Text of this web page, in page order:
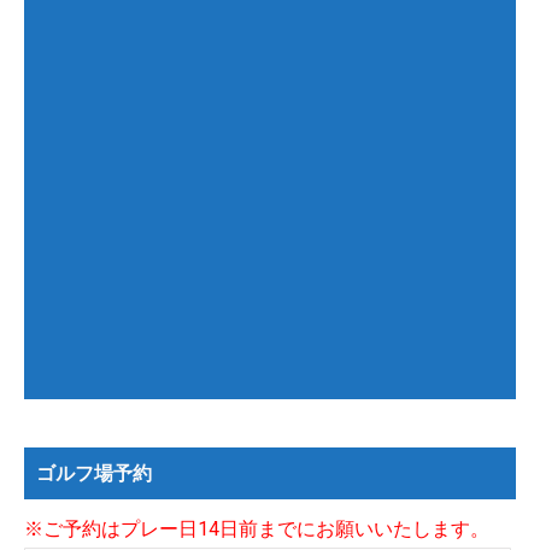
ゴルフ場予約
※ご予約はプレー日14日前までにお願いいたします。